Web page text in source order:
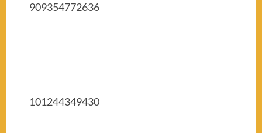
909354772636
101244349430